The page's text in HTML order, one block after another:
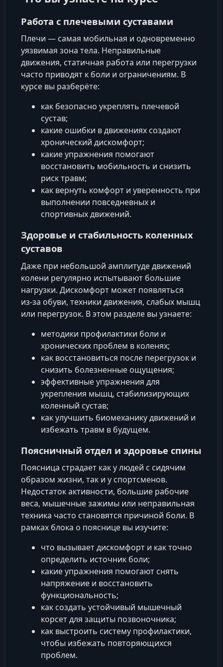
Работа с плечевыми суставами
Плечи — самая мобильная и одновременно
уязвимая зона тела. Неправильные
движения, статичная работа или перегрузки
часто приводят к боли и ограничениям. В
курсе вы разберёте:
как безопасно укреплять плечевой
сустав;
какие ошибки в движениях создают
хронический дискомфорт;
какие упражнения помогают
восстановить мобильность и снизить
риск травм;
как вернуть комфорт и уверенность при
выполнении повседневных и
спортивных движений.
Здоровье и стабильность коленных
суставов
Даже при небольшой амплитуде движений
колени регулярно испытывают большие
нагрузки. Дискомфорт может появляться
из‑за обуви, техники движения, слабых мышц
или перегрузок. В этом разделе вы узнаете:
методики профилактики боли и
хронических проблем в коленях;
как восстановиться после перегрузок и
снизить болезненные ощущения;
эффективные упражнения для
укрепления мышц, стабилизирующих
коленный сустав;
как улучшить биомеханику движений и
избежать травм в будущем.
Поясничный отдел и здоровье спины
Поясница страдает как у людей с сидячим
образом жизни, так и у спортсменов.
Недостаток активности, большие рабочие
веса, мышечные зажимы или неправильная
техника часто становятся причиной боли. В
рамках блока о пояснице вы изучите:
что вызывает дискомфорт и как точно
определить источник боли;
какие упражнения помогают снять
напряжение и восстановить
функциональность;
как создать устойчивый мышечный
корсет для защиты позвоночника;
как выстроить систему профилактики,
чтобы избежать повторяющихся
проблем.